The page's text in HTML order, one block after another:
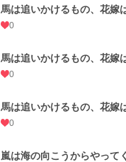
馬は追いかけるもの、花
0
馬は追いかけるもの、花
0
馬は追いかけるもの、花
0
嵐は海の向こうからやっ